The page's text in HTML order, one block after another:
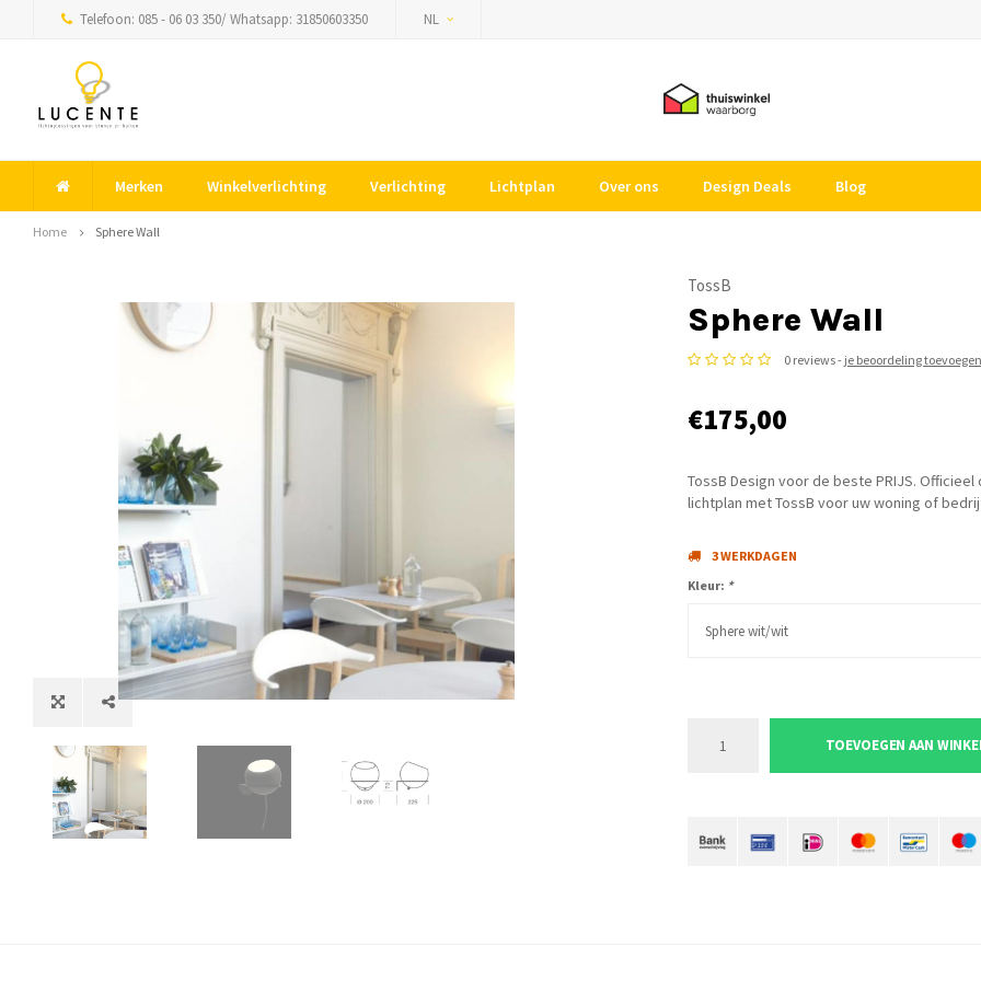
Telefoon: 085 - 06 03 350/ Whatsapp: 31850603350 NL
Merken Winkelverlichting Verlichting Lichtplan Over ons Design Deals Blog
Home Sphere Wall
TossB
Sphere Wall
0 reviews - je beoordeling toevoegen
€175,00
TossB Design voor de beste PRIJS.
lichtplan met TossB voor uw woning of
3 WERKDAGEN
Kleur: *
Sphere wit/wit
TOEVOEGEN AAN